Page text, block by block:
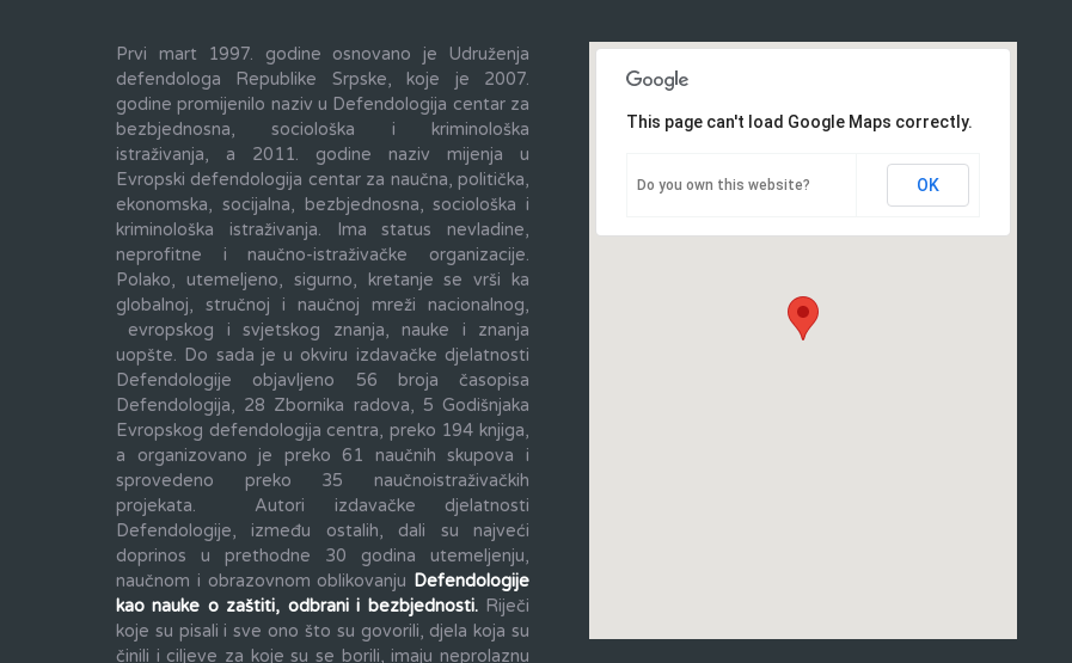
Prvi mart 1997. godine osnovano je Udruženja
defendologa Republike Srpske, koje je 2007.
godine promijenilo naziv u Defendologija centar za
bezbjednosna, sociološka i kriminološka
istraživanja, a 2011. godine naziv mijenja u
Evropski defendologija centar za naučna, politička,
ekonomska, socijalna, bezbjednosna, sociološka i
kriminološka istraživanja. Ima status nevladine,
neprofitne i naučno-istraživačke organizacije.
Polako, utemeljeno, sigurno, kretanje se vrši ka
globalnoj, stručnoj i naučnoj mreži nacionalnog,
evropskog i svjetskog znanja, nauke i znanja
uopšte. Do sada je u okviru izdavačke djelatnosti
Defendologije objavljeno 56 broja časopisa
Defendologija, 28 Zbornika radova, 5 Godišnjaka
Evropskog defendologija centra, preko 194 knjiga,
a organizovano je preko 61 naučnih skupova i
sprovedeno preko 35 naučnoistraživačkih
projekata. Autori izdavačke djelatnosti
Defendologije, između ostalih, dali su najveći
doprinos u prethodne 30 godina utemeljenju,
naučnom i obrazovnom oblikovanju Defendologije
kao nauke o zaštiti, odbrani i bezbjednosti. Riječi
koje su pisali i sve ono što su govorili, djela koja su
činili i ciljeve za koje su se borili, imaju neprolaznu
This page can't load Google Maps correctly.
Do you own this website? OK